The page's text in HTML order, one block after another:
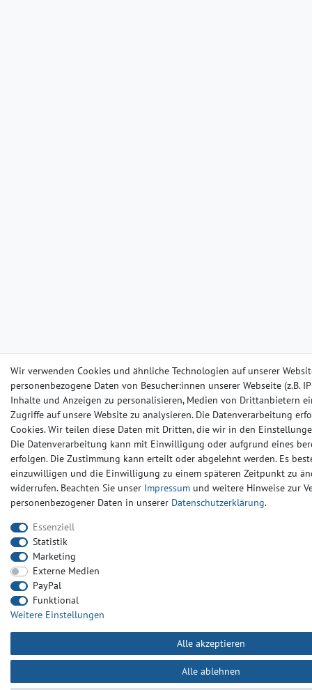
Wir verwenden Cookies und ähnliche Technologien auf unserer
personenbezogene Daten von Besucher:innen unserer Webseite (z.B.
Inhalte und Anzeigen zu personalisieren, Medien von Drittanbietern
Zugriffe auf unsere Website zu analysieren. Die Datenverarbeitung
Cookies. Wir teilen diese Daten mit Dritten, die wir in den
Die Datenverarbeitung kann mit Einwilligung oder aufgrund eines
erfolgen. Die Zustimmung kann erteilt oder abgelehnt werden. Es
einzuwilligen und die Einwilligung zu einem späteren Zeitpunkt zu
widerrufen. Beachten Sie unser Impressum und weitere Hinweise zur
personenbezogener Daten in unserer Daten­schutz­erklärung.
Essenziell
Statistik
Marketing
Externe Medien
PayPal
Funktional
Weitere Einstellungen
Alle akzeptieren
Alle ablehnen